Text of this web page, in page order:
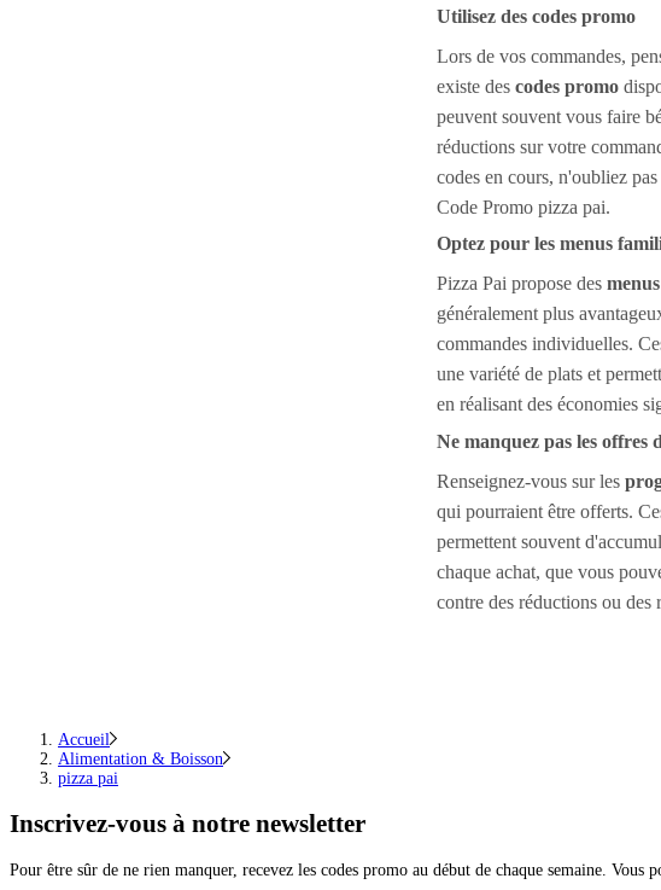
Utilisez des codes promo
Lors de vos commandes,
existe des codes promo
peuvent souvent vous faire
réductions sur votre
codes en cours, n'oubliez
Code Promo pizza pai.
Optez pour les menus
Pizza Pai propose des
généralement plus
commandes individuelles.
une variété de plats et
en réalisant des économies
Ne manquez pas les offres
Renseignez-vous sur les
qui pourraient être offerts.
permettent souvent
chaque achat, que vous
contre des réductions ou des
Accueil
Alimentation & Boisson
pizza pai
Inscrivez-vous à notre newsletter
Pour être sûr de ne rien manquer, recevez les codes promo au début de chaque semaine. Vous